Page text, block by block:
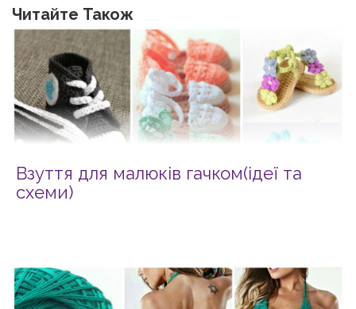
Читайте Також
Взуття для малюків гачком(ідеї та
схеми)